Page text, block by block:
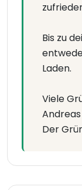
Bis zu
Laden.
Viele
Andreas
Der